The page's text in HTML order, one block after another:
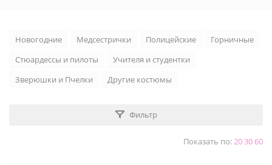
Фильтр
Показать по:203060
Новогодние Медсестрички Полицейские
Горничные
Стюардессы и пилоты
Учителя и студентки
Зверюшки и Пчелки
Другие костюмы